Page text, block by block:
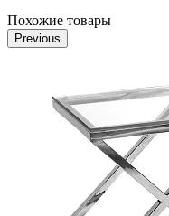
Похожие товары
Previous